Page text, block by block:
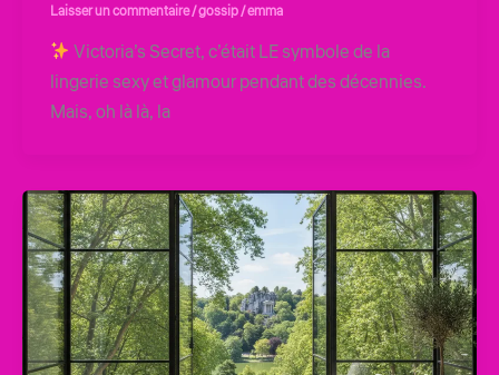
Laisser un commentaire/gossip/emma
Victoria’s Secret, c’était LE symbole de la
lingerie sexy et glamour pendant des décennies.
Mais, oh là là, la